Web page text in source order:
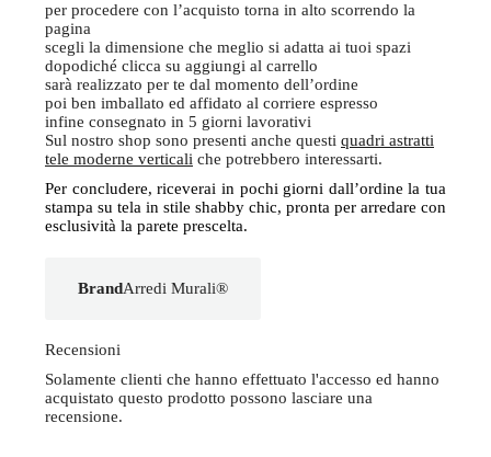
per procedere con l’acquisto torna in alto scorrendo la
pagina
scegli la dimensione che meglio si adatta ai tuoi spazi
dopodiché clicca su aggiungi al carrello
sarà realizzato per te dal momento dell’ordine
poi ben imballato ed affidato al corriere espresso
infine consegnato in 5 giorni lavorativi
Sul nostro shop sono presenti anche questi quadri astratti
tele moderne verticali che potrebbero interessarti.
Per concludere, riceverai in pochi giorni dall’ordine la tua
stampa su tela in stile shabby chic, pronta per arredare con
esclusività la parete prescelta.
BrandArredi Murali®
Recensioni
Solamente clienti che hanno effettuato l'accesso ed hanno
acquistato questo prodotto possono lasciare una
recensione.